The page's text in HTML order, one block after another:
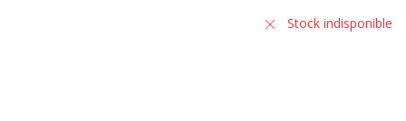
Stock indisponible